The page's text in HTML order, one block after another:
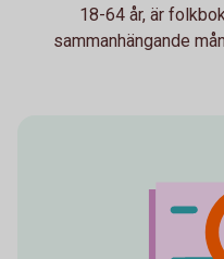
18-64 år, är
sammanhängande